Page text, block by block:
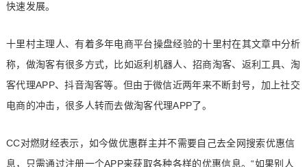
快速发展。
十里村主理人、有着多年电商平台操盘经验的十里村在其文章中分析
称，做淘客有很多方式，比如返利机器人、招商淘客、返利工具、淘
客代理APP、抖音淘客等。但由于微信近两年来不断封号，加上社交
电商的冲击，很多人转而去做淘客代理APP了。
CC对燃财经表示，如今做优惠群主并不需要自己去全网搜索优惠信
息，只需通过注册一个APP来获取各种各样的优惠信息。“如果别人